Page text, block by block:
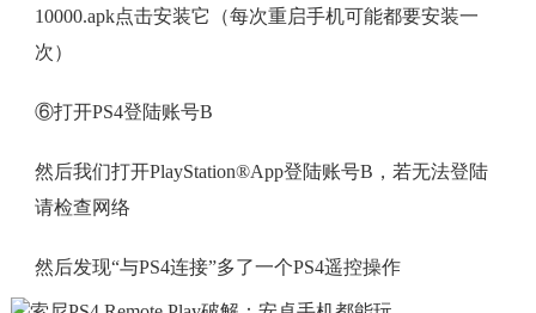
10000.apk点击安装它（每次重启手机可能都要安装一
次）
⑥打开PS4登陆账号B
然后我们打开PlayStation®App登陆账号B，若无法登陆
请检查网络
然后发现“与PS4连接”多了一个PS4遥控操作